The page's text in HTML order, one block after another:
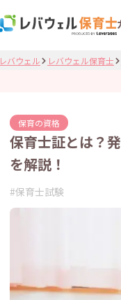
レバウェル レバウェル保育士
保育の資格
保育士証とは？
を解説！
#保育士試験